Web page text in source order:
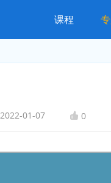
课程
2022-01-07 0